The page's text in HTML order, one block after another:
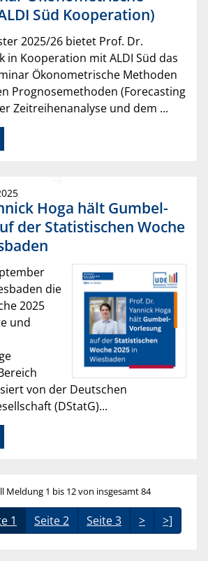
Süd Kooperation)
2025/26 bietet Prof. Dr.
in Kooperation mit ALDI Süd das
Ökonometrische Methoden
Prognosemethoden (Forecasting
Zeitreihenanalyse und dem ...
Hoga hält Gumbel-
der Statistischen Woche
die
2025
und
von der Deutschen
(DStatG)...
Meldung 1 bis 12 von insgesamt 84
1 Seite 2 Seite 3 > >]